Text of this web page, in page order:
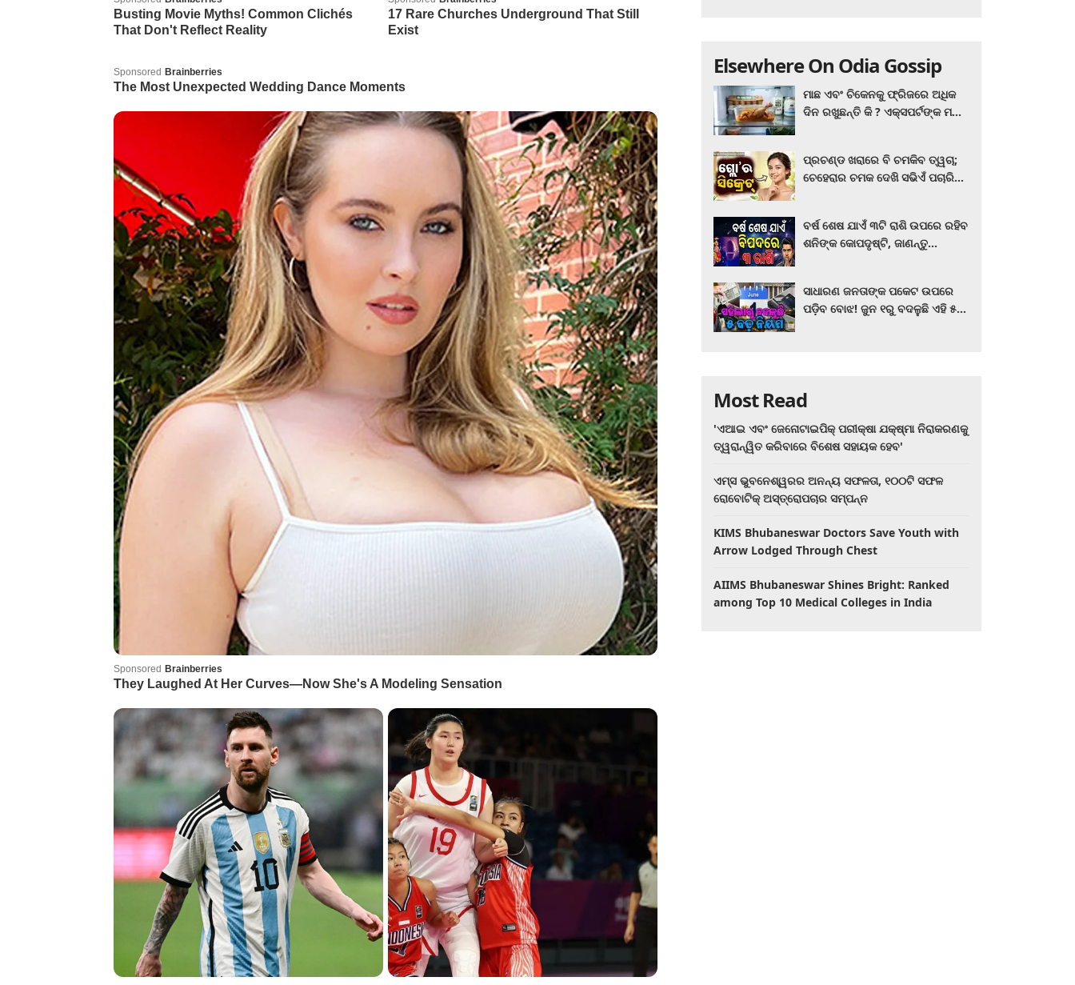
Elsewhere On Odia Gossip
ମାଛ ଏବଂ ଚିକେନକୁ ଫ୍ରିଜରେ ଅଧିକ
ଦିନ ରଖୁଛନ୍ତି କି ? ଏକ୍ସପର୍ଟଙ୍କ ମତ
ପ୍ରଚଣ୍ଡ ଖରାରେ ବି ଚମକିବ ତ୍ୱଚା;
ଚେହେରାର ଚମକ ଦେଖି ସଭିଏଁ ପଚାରିବେ
ବର୍ଷ ଶେଷ ଯାଏଁ ୩ଟି ରାଶି ଉପରେ ରହିବ
ଶନିଙ୍କ କୋପଦୃଷ୍ଟି, ଜାଣନ୍ତୁ
ସାଧାରଣ ଜନତାଙ୍କ ପକେଟ ଉପରେ
ପଡ଼ିବ ବୋଝ! ଜୁନ ୧ରୁ ବଦଳୁଛି ଏହି ୫
Most Read
'ଏଆଇ ଏବଂ ଜେନୋଟାଇପିକ୍ ପରୀକ୍ଷା ଯକ୍ଷ୍ମା ନିରାକରଣକୁ
ତ୍ୱରାନ୍ୱିତ କରିବାରେ ବିଶେଷ ସହାୟକ ହେବ'
ଏମ୍ସ ଭୁବନେଶ୍ୱରର ଅନନ୍ୟ ସଫଳତା, ୧୦୦ଟି ସଫଳ
ରୋବୋଟିକ୍ ଅସ୍ତ୍ରୋପଚାର ସମ୍ପନ୍ନ
KIMS Bhubaneswar Doctors Save Youth with
Arrow Lodged Through Chest
AIIMS Bhubaneswar Shines Bright: Ranked
among Top 10 Medical Colleges in India